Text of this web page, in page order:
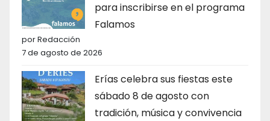
para inscribirse en el programa
Falamos
por Redacción
7 de agosto de 2026
Erías celebra sus fiestas este
sábado 8 de agosto con
tradición, música y convivencia